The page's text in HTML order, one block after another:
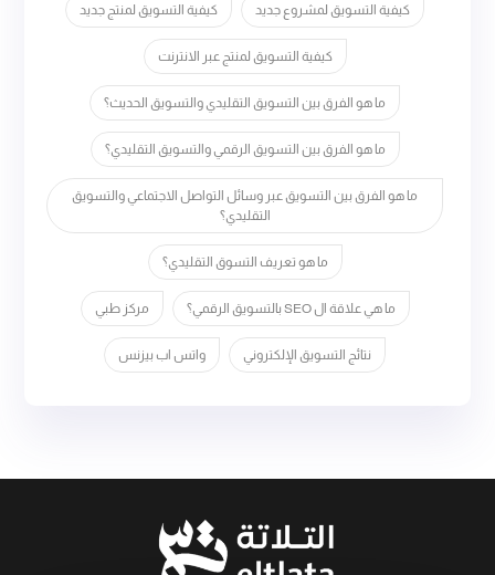
كيفية التسويق لمشروع جديد كيفية التسويق لمنتج جديد
كيفية التسويق لمنتج عبر الانترنت
ما هو الفرق بين التسويق التقليدي والتسويق الحديث؟
ما هو الفرق بين التسويق الرقمي والتسويق التقليدي؟
ما هو الفرق بين التسويق عبر وسائل التواصل الاجتماعي والتسويق
التقليدي؟
ما هو تعريف التسوق التقليدي؟
ما هي علاقة ال SEO بالتسويق الرقمي؟ مركز طبي
نتائج التسويق الإلكتروني واتس اب بيزنس